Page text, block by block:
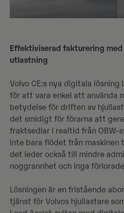
Effektiviserad fakturering
utlastning
Volvo CE:s nya digitala lösning
för att vara enkel att använda
betydelse för driften av
det smidigt för förarna att
fraktsedlar i realtid från OBW-
inte bara flödet från maskinen
det leder också till mindre
noggrannhet och inga
Lösningen är en fristående
tjänst för Volvos hjullastare